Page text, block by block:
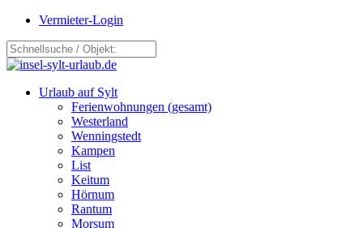
Vermieter-Login
Urlaub auf Sylt
Ferienwohnungen (gesamt)
Westerland
Wenningstedt
Kampen
List
Keitum
Hörnum
Rantum
Morsum